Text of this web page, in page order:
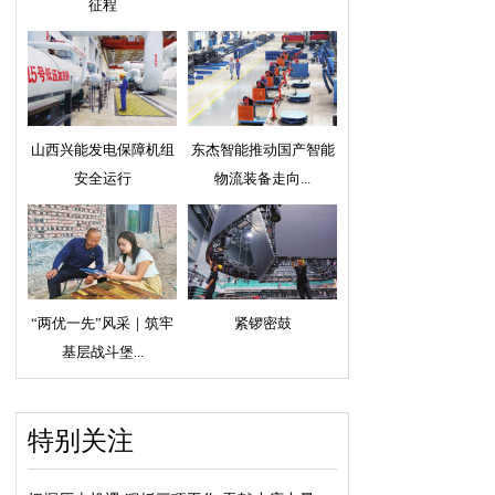
征程
山西兴能发电保障机组
安全运行
东杰智能推动国产智能
物流装备走向...
“两优一先”风采｜筑牢
基层战斗堡...
紧锣密鼓
特别关注